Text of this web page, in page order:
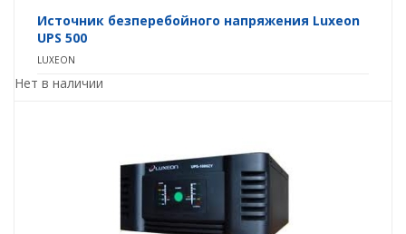
Источник безперебойного напряжения Luxeon
UPS 500
LUXEON
Нет в наличии